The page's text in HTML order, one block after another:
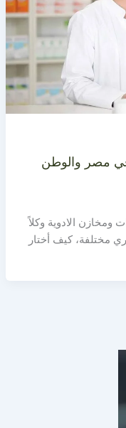
في مصر والوطن
ومخازن الادوية وكلاً
مختلفة، كيف أختار